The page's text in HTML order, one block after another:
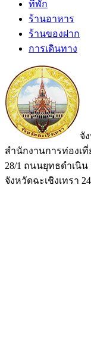
ที่พัก
ร้านอาหาร
ร้านของฝาก
การเดินทาง
จั
สำนักงานการท่องเที่
28/1 ถนนยุทธดำเนิน
จังหวัดฉะเชิงเทรา